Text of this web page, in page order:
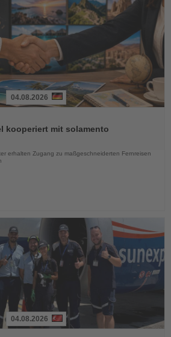
04.08.2026
kooperiert mit solamento
erhalten Zugang zu maßgeschneiderten Fernreisen
04.08.2026